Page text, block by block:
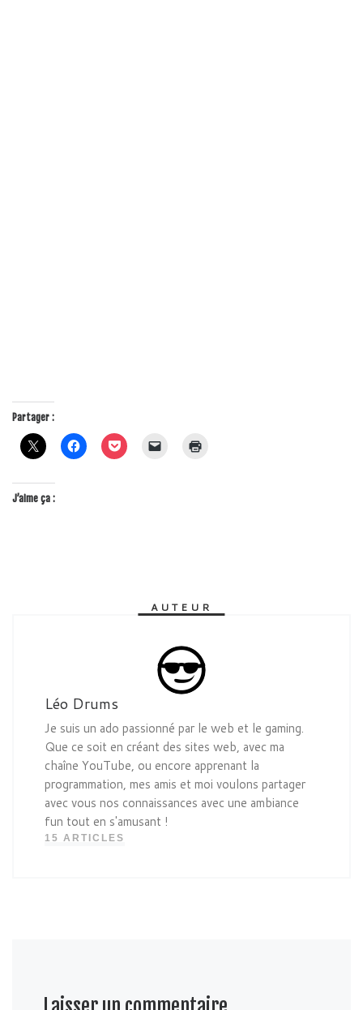
Partager :
J’aime ça :
AUTEUR
Léo Drums
Je suis un ado passionné par le web et le gaming.
Que ce soit en créant des sites web, avec ma
chaîne YouTube, ou encore apprenant la
programmation, mes amis et moi voulons partager
avec vous nos connaissances avec une ambiance
fun tout en s'amusant !
15 ARTICLES